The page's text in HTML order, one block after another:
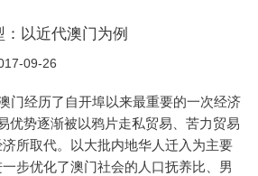
以近代澳门为例
09-26
门经历了自开埠以来最重要的一次经济
优势逐渐被以鸦片走私贸易、苦力贸易
所取代。以大批内地华人迁入为主要
步优化了澳门社会的人口抚养比、男